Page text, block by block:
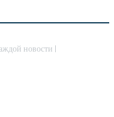
новости |